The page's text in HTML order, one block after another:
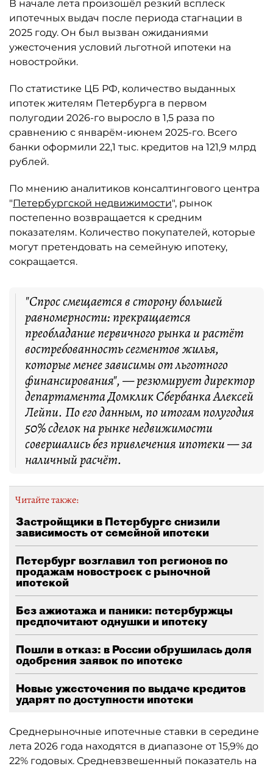
В начале лета произошёл резкий всплеск
ипотечных выдач после периода стагнации в
2025 году. Он был вызван ожиданиями
ужесточения условий льготной ипотеки на
новостройки.
По статистике ЦБ РФ, количество выданных
ипотек жителям Петербурга в первом
полугодии 2026-го выросло в 1,5 раза по
сравнению с январём-июнем 2025-го. Всего
банки оформили 22,1 тыс. кредитов на 121,9 млрд
рублей.
По мнению аналитиков консалтингового центра
"Петербургской недвижимости", рынок
постепенно возвращается к средним
показателям. Количество покупателей, которые
могут претендовать на семейную ипотеку,
сокращается.
"Спрос смещается в сторону большей
равномерности: прекращается
преобладание первичного рынка и растёт
востребованность сегментов жилья,
которые менее зависимы от льготного
финансирования", — резюмирует директор
департамента Домклик Сбербанка Алексей
Лейпи. По его данным, по итогам полугодия
50% сделок на рынке недвижимости
совершались без привлечения ипотеки — за
наличный расчёт.
Читайте также:
Застройщики в Петербурге снизили
зависимость от семейной ипотеки
Петербург возглавил топ регионов по
продажам новостроек с рыночной
ипотекой
Без ажиотажа и паники: петербуржцы
предпочитают однушки и ипотеку
Пошли в отказ: в России обрушилась доля
одобрения заявок по ипотеке
Новые ужесточения по выдаче кредитов
ударят по доступности ипотеки
Среднерыночные ипотечные ставки в середине
лета 2026 года находятся в диапазоне от 15,9% до
22% годовых. Средневзвешенный показатель на